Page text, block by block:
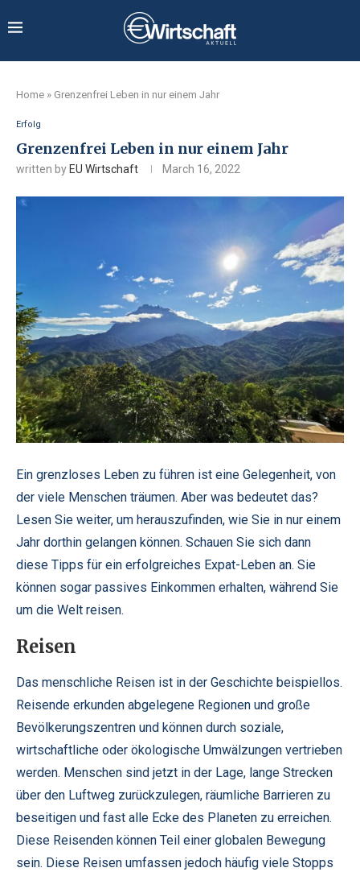
Home » Grenzenfrei Leben in nur einem Jahr
Erfolg
Grenzenfrei Leben in nur einem Jahr
written by EU Wirtschaft March 16, 2022
Ein grenzloses Leben zu führen ist eine Gelegenheit, von
der viele Menschen träumen. Aber was bedeutet das?
Lesen Sie weiter, um herauszufinden, wie Sie in nur einem
Jahr dorthin gelangen können. Schauen Sie sich dann
diese Tipps für ein erfolgreiches Expat-Leben an. Sie
können sogar passives Einkommen erhalten, während Sie
um die Welt reisen.
Reisen
Das menschliche Reisen ist in der Geschichte beispiellos.
Reisende erkunden abgelegene Regionen und große
Bevölkerungszentren und können durch soziale,
wirtschaftliche oder ökologische Umwälzungen vertrieben
werden. Menschen sind jetzt in der Lage, lange Strecken
über den Luftweg zurückzulegen, räumliche Barrieren zu
beseitigen und fast alle Ecke des Planeten zu erreichen.
Diese Reisenden können Teil einer globalen Bewegung
sein. Diese Reisen umfassen jedoch häufig viele Stopps